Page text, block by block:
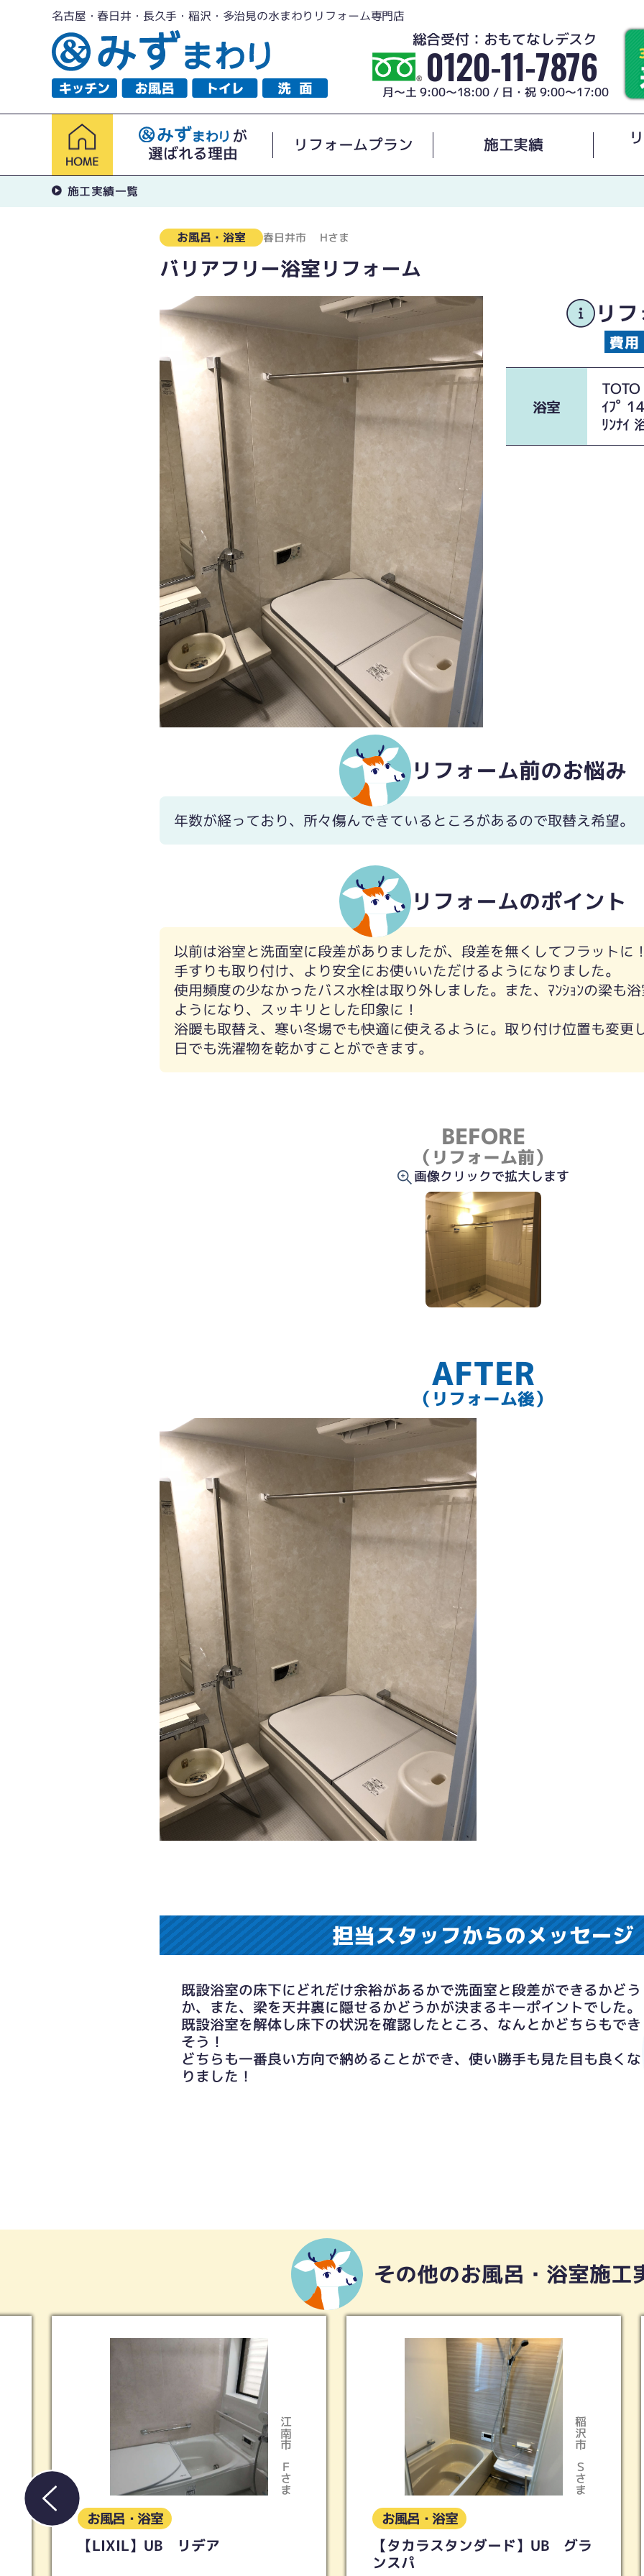
名古屋・春日井・長久手・稲沢・多治見の水まわりリフォーム専門店
総合受付：おもてなしデスク
0120-11-7876
月～土 9:00～18:00 / 日・祝 9:00～17:00
が
選ばれる理由
リフォームプラン 施工実績
施工実績一覧
お風呂・浴室 春日井市 Hさま
バリアフリー浴室リフォーム
リ
浴室
TOTO
ｲﾌﾟ
ﾘﾝﾅｲ
リフォーム前のお悩み
年数が経っており、所々傷んできているところがあるので取替え希望。
リフォームのポイント
以前は浴室と洗面室に段差がありましたが、段差を無くしてフラットに
手すりも取り付け、より安全にお使いいただけるようになりました。
使用頻度の少なかったバス水栓は取り外しました。また、ﾏﾝｼｮﾝの梁も
ようになり、スッキリとした印象に！
浴暖も取替え、寒い冬場でも快適に使えるように。取り付け位置も変更
日でも洗濯物を乾かすことができます。
BEFORE
（リフォーム前）
画像クリックで拡大します
AFTER
（リフォーム後）
担当スタッフからのメッセージ
既設浴室の床下にどれだけ余裕があるかで洗面室と段差ができるかどう
か、また、梁を天井裏に隠せるかどうかが決まるキーポイントでした。
既設浴室を解体し床下の状況を確認したところ、なんとかどちらもでき
そう！
どちらも一番良い方向で納めることができ、使い勝手も見た目も良くな
りました！
その他のお風呂・浴室施工
稲沢市
Ｓさま
お風呂・浴室
【タカラスタンダード】UB グラ
名古屋市緑区
Ｓさま
お風呂・浴室
ＬＩＸＩＬ スパージュ